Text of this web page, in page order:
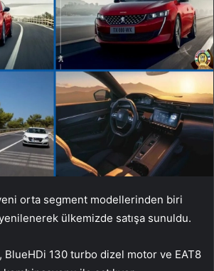
orta segment modellerinden biri
ülkemizde satışa sunuldu.
BlueHDi 130 turbo dizel motor ve EAT8